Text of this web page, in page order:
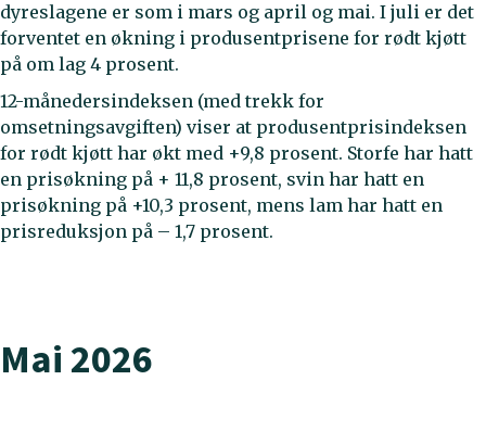
dyreslagene er som i mars og april og mai. I juli er det
forventet en økning i produsentprisene for rødt kjøtt
på om lag 4 prosent.
12-månedersindeksen (med trekk for
omsetningsavgiften) viser at produsentprisindeksen
for rødt kjøtt har økt med +9,8 prosent. Storfe har hatt
en prisøkning på + 11,8 prosent, svin har hatt en
prisøkning på +10,3 prosent, mens lam har hatt en
prisreduksjon på – 1,7 prosent.
Mai 2026